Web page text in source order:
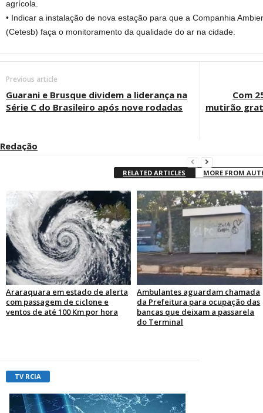
agrícola.
• Indicar a instalação de nova estação para que a Companhia
(Cetesb) faça o monitoramento da qualidade do ar na cidade.
Previous article
Guarani e Brusque dividem a liderança na
Série C do Brasileiro após nove rodadas
Com
mutirão
Redação
RELATED ARTICLES MORE FROM
Araraquara em estado de alerta
com passagem de ciclone e
ventos de até 100 Km por hora
Ambulantes aguardam chamada
da Prefeitura para ocupação das
bancas que deixam a passarela
do Terminal
TV RCIA